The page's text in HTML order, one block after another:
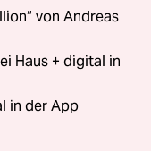
von Andreas
Haus + digital in
in der App